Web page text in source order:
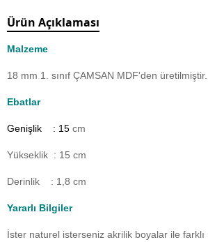
Ürün Açıklaması
Malzeme
18 mm 1. sınıf ÇAMSAN MDF'den üretilmiştir.
Ebatlar
Genişlik : 15 cm
Yükseklik : 15 cm
Derinlik : 1,8 cm
Yararlı Bilgiler
İster naturel isterseniz akrilik boyalar ile